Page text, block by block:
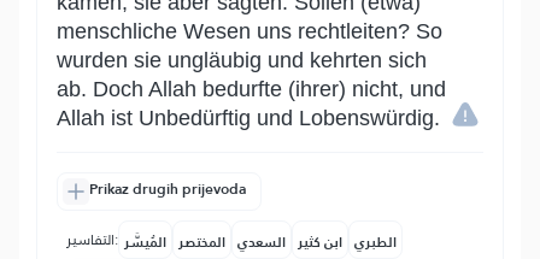
menschliche Wesen uns rechtleiten? So
wurden sie ungläubig und kehrten sich
ab. Doch Allah bedurfte (ihrer) nicht, und
Allah ist Unbedürftig und Lobenswürdig.
Prikaz drugih prijevoda
التفاسير: المُيسَّر المختصر السعدي ابن كثير الطبري